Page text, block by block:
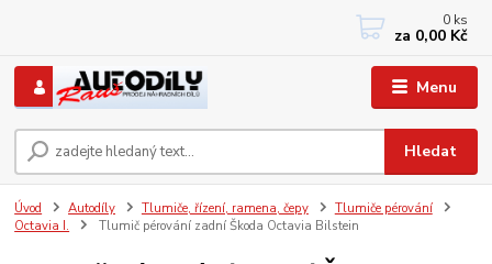
Menu
Hledat
+420 733767377
PO-PÁ: 8 - 12, 13 - 17
0 ks
za 0,00 Kč
Úvod Autodíly Tlumiče, řízení, ramena, čepy
Tlumiče pérování
Octavia I.
Tlumič pérování zadní Škoda Octavia Bilstein